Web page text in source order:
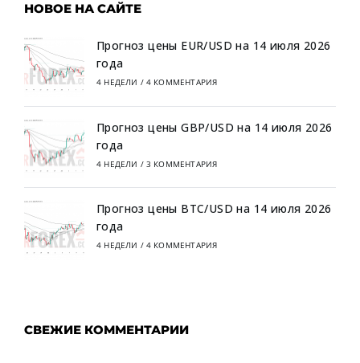
НОВОЕ НА САЙТЕ
Прогноз цены EUR/USD на 14 июля 2026
года
4 НЕДЕЛИ / 4 КОММЕНТАРИЯ
Прогноз цены GBP/USD на 14 июля 2026
года
4 НЕДЕЛИ / 3 КОММЕНТАРИЯ
Прогноз цены BTC/USD на 14 июля 2026
года
4 НЕДЕЛИ / 4 КОММЕНТАРИЯ
СВЕЖИЕ КОММЕНТАРИИ